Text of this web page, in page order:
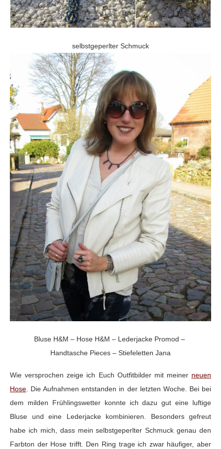
selbstgeperlter Schmuck
Bluse H&M – Hose H&M – Lederjacke Promod –
Handtasche Pieces – Stiefeletten Jana
Wie versprochen zeige ich Euch Outfitbilder mit meiner neuen
Hose. Die Aufnahmen entstanden in der letzten Woche. Bei bei
dem milden Frühlingswetter konnte ich dazu gut eine luftige
Bluse und eine Lederjacke kombinieren. Besonders gefreut
habe ich mich, dass mein selbstgeperlter Schmuck genau den
Farbton der Hose trifft. Den Ring trage ich zwar häufiger, aber